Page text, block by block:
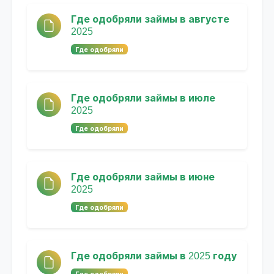
Где одобряли займы в августе
2025
Где одобряли
Где одобряли займы в июле
2025
Где одобряли
Где одобряли займы в июне
2025
Где одобряли
Где одобряли займы в 2025 году